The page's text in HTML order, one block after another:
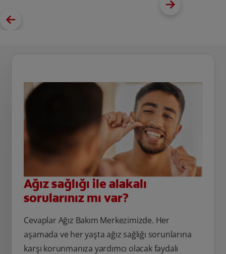
Ağız sağlığı ile alakalı
sorularınız mı var?
Cevaplar Ağız Bakım Merkezimizde. Her
aşamada ve her yaşta ağız sağlığı sorunlarına
karşı korunmanıza yardımcı olacak faydalı